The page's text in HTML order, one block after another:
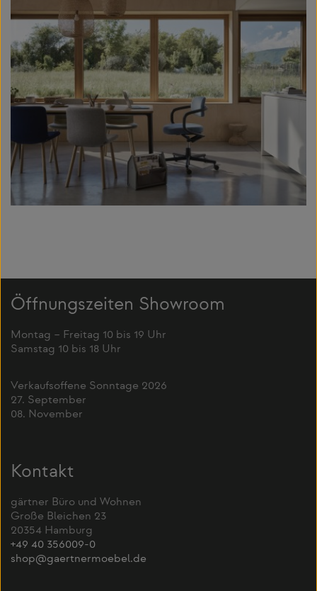
Öffnungszeiten Showroom
Montag – Freitag 10 bis 19 Uhr
Samstag 10 bis 18 Uhr
Verkaufsoffene Sonntage 2026
27. September
08. November
Kontakt
gärtner Büro und Wohnen
Große Bleichen 23
20354 Hamburg
+49 40 356009-0
shop@gaertnermoebel.de